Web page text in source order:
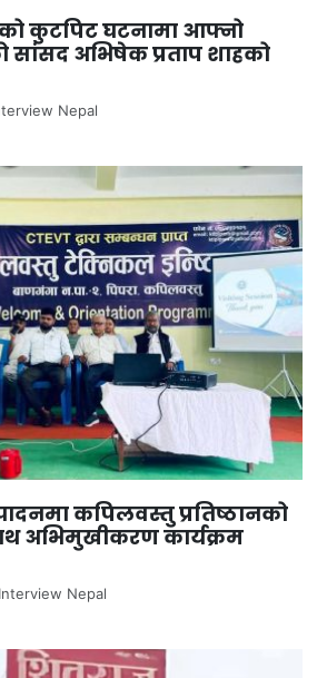
कुटपिट घटनामा आफ्नो
अभिषेक प्रताप शाहको
Nepal
कपिलवस्तु प्रतिष्ठानको
अभिमुखीकरण कार्यक्रम
Interview Nepal